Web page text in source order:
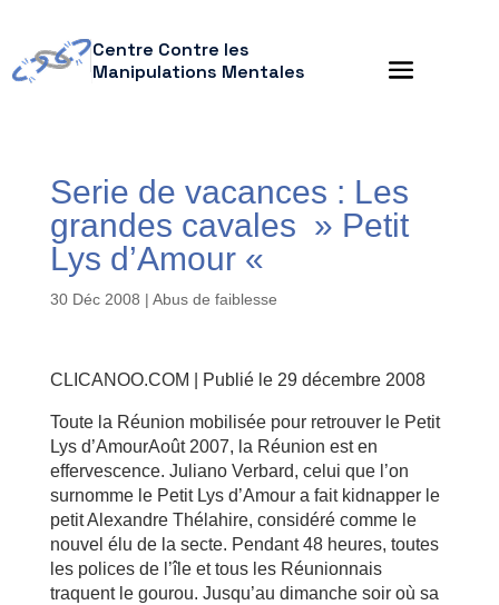
Centre Contre les
Manipulations Mentales
Serie de vacances : Les
grandes cavales » Petit
Lys d’Amour «
30 Déc 2008 | Abus de faiblesse
CLICANOO.COM | Publié le 29 décembre 2008
Toute la Réunion mobilisée pour retrouver le Petit
Lys d’AmourAoût 2007, la Réunion est en
effervescence. Juliano Verbard, celui que l’on
surnomme le Petit Lys d’Amour a fait kidnapper le
petit Alexandre Thélahire, considéré comme le
nouvel élu de la secte. Pendant 48 heures, toutes
les polices de l’île et tous les Réunionnais
traquent le gourou. Jusqu’au dimanche soir où sa